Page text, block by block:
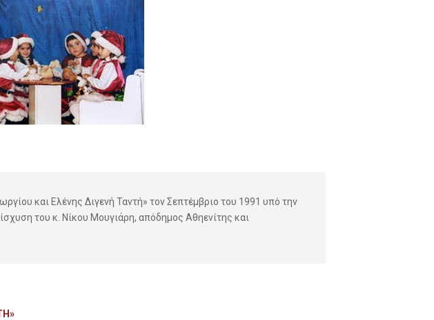
και Ελένης Διγενή Ταντή» τον Σεπτέμβριο του 1991 υπό την
του κ. Νίκου Μουγιάρη, απόδημος Αθηενίτης και